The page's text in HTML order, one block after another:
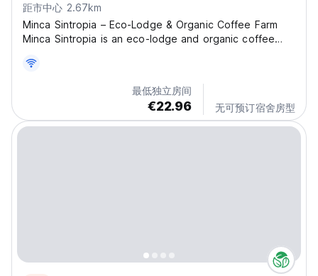
距市中心 2.67km
Minca Sintropia – Eco-Lodge & Organic Coffee Farm
Minca Sintropia is an eco-lodge and organic coffee
above Minca. Here, you can enjoy breathtaking views
of the Caribbean Sea, Santa Marta, and the lush
最低独立房间
€22.96 无可预订宿舍房型